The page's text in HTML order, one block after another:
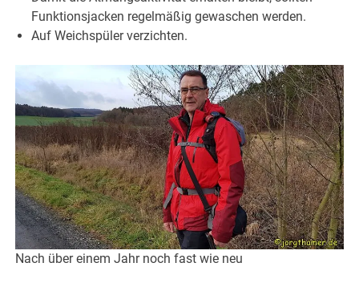
Funktionsjacken regelmäßig gewaschen werden.
Auf Weichspüler verzichten.
Nach über einem Jahr noch fast wie neu